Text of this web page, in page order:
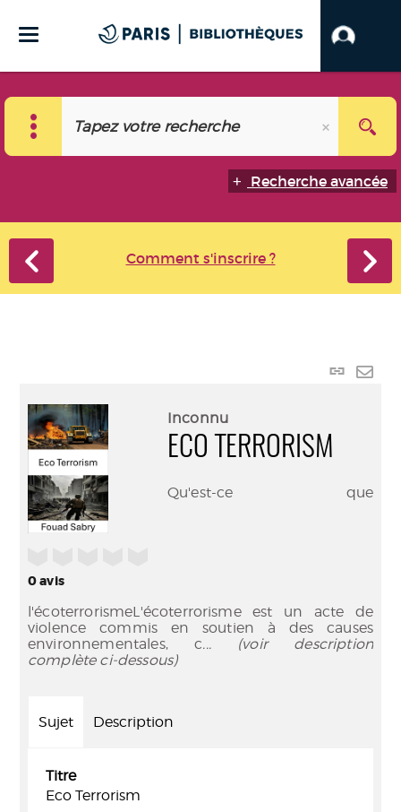
Recherche avancée
Comment s'inscrire ?
Lien
0avis
Inconnu
ECO TERRORISM
Qu'est-ce que
l'écoterrorismeL'écoterrorisme est un acte de
violence commis en soutien à des causes
environnementales, c... (voir description
complète ci-dessous)
Sujet Description
Titre
Eco Terrorism